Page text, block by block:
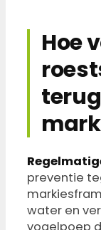
Hoe
preventie
water en